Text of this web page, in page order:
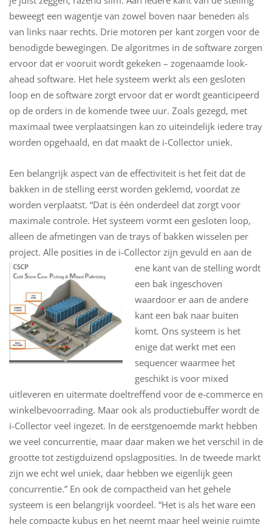
beweegt een wagentje van zowel boven naar beneden als
van links naar rechts. Drie motoren per kant zorgen voor de
benodigde bewegingen. De algoritmes in de software zorgen
ervoor dat er vooruit wordt gekeken – zogenaamde look-
ahead software. Het hele systeem werkt als een gesloten
loop en de software zorgt ervoor dat er wordt geanticipeerd
op de orders in de komende twee uur. Zoals gezegd, met
maximaal twee verplaatsingen kan zo uiteindelijk iedere tray
worden opgehaald, en dat maakt de i-Collector uniek.
Een belangrijk aspect van de effectiviteit is het feit dat de
bakken in de stelling eerst worden geklemd, voordat ze
worden verplaatst. “Dat is één onderdeel dat zorgt voor
maximale controle. Het systeem vormt een gesloten loop,
alleen de afmetingen van de trays of bakken wisselen per
project. Alle posities in de i-Collector zijn gevuld en aan de
ene kant van de stelling wordt
een bak ingeschoven
waardoor er aan de andere
kant een bak naar buiten
komt. Ons systeem is het
enige dat werkt met een
sequencer waarmee het
geschikt is voor mixed
uitleveren en uitermate doeltreffend voor de e-commerce en
winkelbevoorrading. Maar ook als productiebuffer wordt de
i-Collector veel ingezet. In de eerstgenoemde markt hebben
we veel concurrentie, maar daar maken we het verschil in de
grootte tot zestigduizend opslagposities. In de tweede markt
zijn we echt wel uniek, daar hebben we eigenlijk geen
concurrentie.” En ook de compactheid van het gehele
systeem is een belangrijk voordeel. “Het is als het ware een
hele compacte kubus en het neemt maar heel weinig ruimte